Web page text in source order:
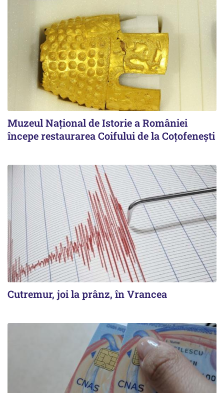
Muzeul Național de Istorie a României
începe restaurarea Coifului de la Coțofenești
Cutremur, joi la prânz, în Vrancea